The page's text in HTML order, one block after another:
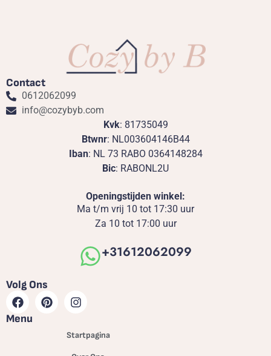
Contact
0612062099
info@cozybyb.com
Kvk: 81735049
Btwnr: NL003604146B44
Iban: NL 73 RABO 0364148284
Bic: RABONL2U
Openingstijden winkel:
Ma t/m vrij 10 tot 17:30 uur
Za 10 tot 17:00 uur
+31612062099
Volg Ons
Menu
Startpagina